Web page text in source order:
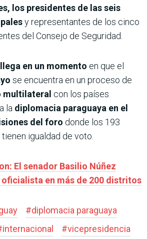
los presidentes de las seis
y representantes de los cinco
del Consejo de Seguridad.
en un momento en que el
se encuentra en un proceso de
con los países
la diplomacia paraguaya en el
del foro donde los 193
igualdad de voto.
El senador Basilio Núñez
en más de 200 distritos
#diplomacia paraguaya
internacional #vicepresidencia